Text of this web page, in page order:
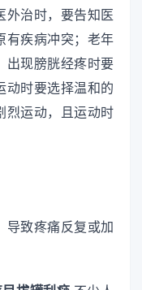
外治时，要告知医
有疾病冲突；老年
出现膀胱经疼时要
动时要选择温和的
烈运动，且运动时
导致疼痛反复或加